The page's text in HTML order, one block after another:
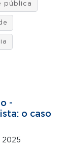
pública
-
o caso
2025